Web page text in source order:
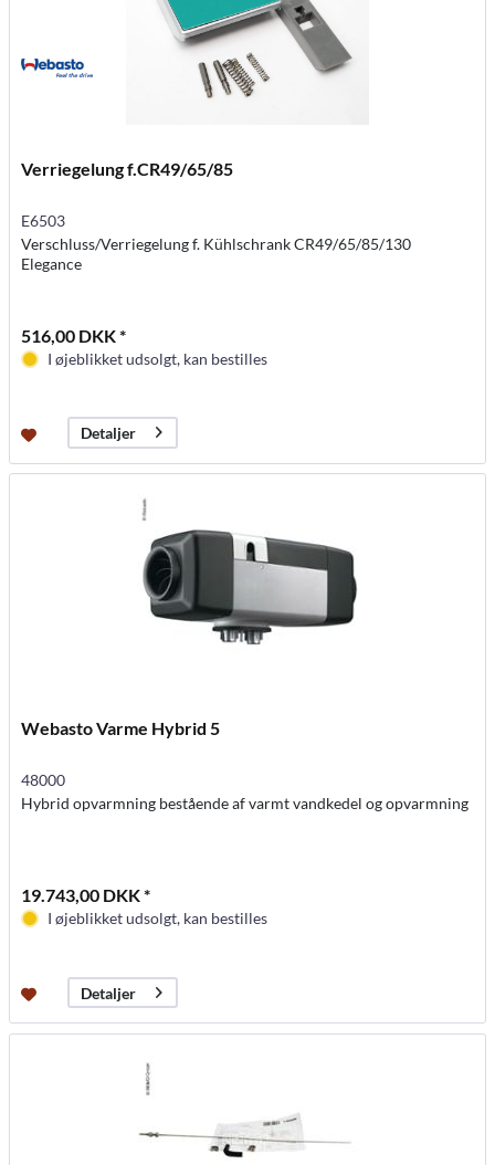
Verriegelung f.CR49/65/85
E6503
Verschluss/Verriegelung f. Kühlschrank CR49/65/85/130
Elegance
516,00 DKK *
I øjeblikket udsolgt, kan bestilles
Detaljer
Webasto Varme Hybrid 5
48000
Hybrid opvarmning bestående af varmt vandkedel og opvarmning
19.743,00 DKK *
I øjeblikket udsolgt, kan bestilles
Detaljer